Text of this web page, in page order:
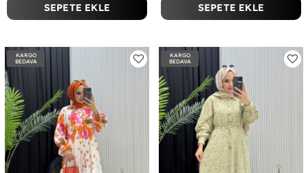
SEPETE EKLE SEPETE EKLE
KARGO
BEDAVA
KARGO
BEDAVA